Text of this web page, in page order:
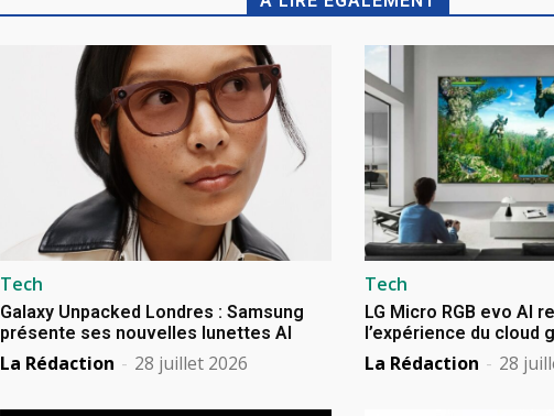
Tech
Galaxy Unpacked Londres : Samsung
présente ses nouvelles lunettes AI
La Rédaction - 28 juillet 2026
Tech
LG Micro RGB evo AI
l’expérience du cloud
La Rédaction - 28